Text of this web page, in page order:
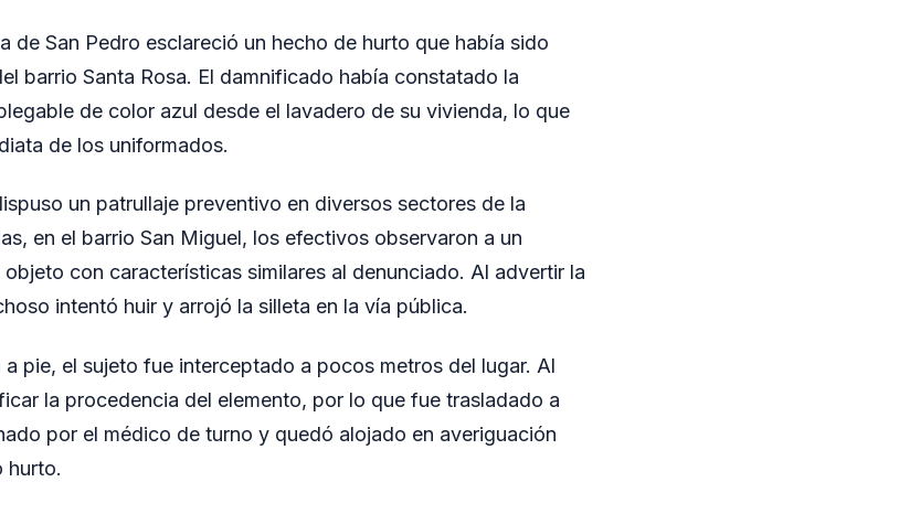
de San Pedro esclareció un hecho de hurto que había sido
barrio Santa Rosa. El damnificado había constatado la
de color azul desde el lavadero de su vivienda, lo que
de los uniformados.
un patrullaje preventivo en diversos sectores de la
en el barrio San Miguel, los efectivos observaron a un
con características similares al denunciado. Al advertir la
intentó huir y arrojó la silleta en la vía pública.
pie, el sujeto fue interceptado a pocos metros del lugar. Al
la procedencia del elemento, por lo que fue trasladado a
por el médico de turno y quedó alojado en averiguación
hurto.